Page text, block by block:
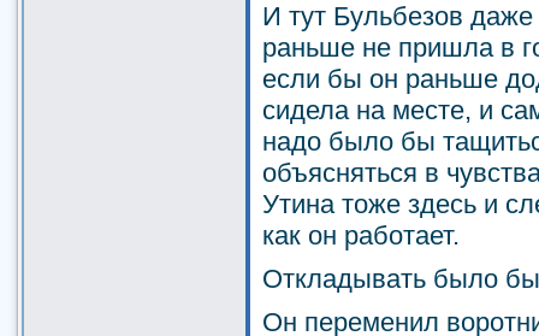
И тут Бульбезов
раньше не пришла в
если бы он раньше
сидела на месте, и
надо было бы
объясняться в
Утина тоже здесь и
как он работает.
Откладывать было
Он переменил